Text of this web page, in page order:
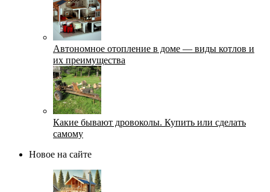
Автономное отопление в доме — виды котлов и
их преимущества
Какие бывают дровоколы. Купить или сделать
самому
Новое на сайте